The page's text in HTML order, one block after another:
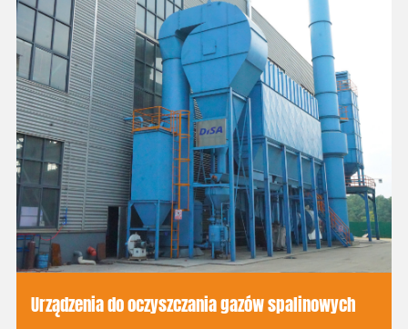
Urządzenia do oczyszczania gazów spalinowych